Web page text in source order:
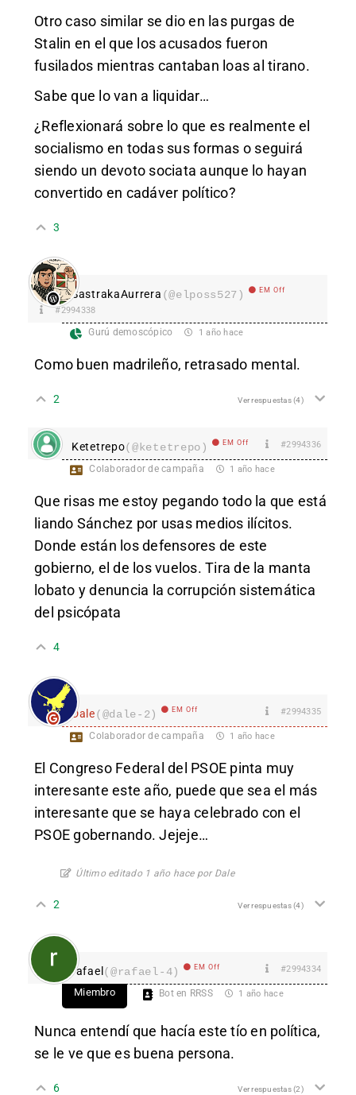
Otro caso similar se dio en las purgas de
Stalin en el que los acusados fueron
fusilados mientras cantaban loas al tirano.
Sabe que lo van a liquidar…
¿Reflexionará sobre lo que es realmente el
socialismo en todas sus formas o seguirá
siendo un devoto sociata aunque lo hayan
convertido en cadáver político?
3
SastrakaAurrera (@elposs527) EM Off
#2994338
Gurú demoscópico 1 año hace
Como buen madrileño, retrasado mental.
2 Ver respuestas(4)
Ketetrepo(@ketetrepo) EM Off #2994336
Colaborador de campaña 1 año hace
Que risas me estoy pegando todo la que está
liando Sánchez por usas medios ilícitos.
Donde están los defensores de este
gobierno, el de los vuelos. Tira de la manta
lobato y denuncia la corrupción sistemática
del psicópata
4
Dale(@dale-2) EM Off #2994335
Colaborador de campaña 1 año hace
El Congreso Federal del PSOE pinta muy
interesante este año, puede que sea el más
interesante que se haya celebrado con el
PSOE gobernando. Jejeje…
Último editado 1 año hace por Dale
2 Ver respuestas(4)
rafael(@rafael-4) EM Off #2994334
Miembro Bot en RRSS 1 año hace
Nunca entendí que hacía este tío en política,
se le ve que es buena persona.
6 Ver respuestas(2)